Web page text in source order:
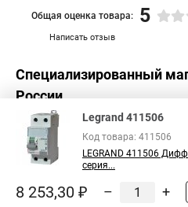
Написать отзыв
Общая оценка товара: 5
Специализированный
России
Legrand 411506
Код товара: 411506
LEGRAND 411506
серия...
8 253,30 ₽ – +